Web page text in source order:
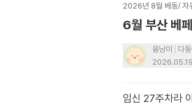
2026년 8월 베동/ 자
6월 부산 베
융닝이
다
2026.05.19
임신 27주차라